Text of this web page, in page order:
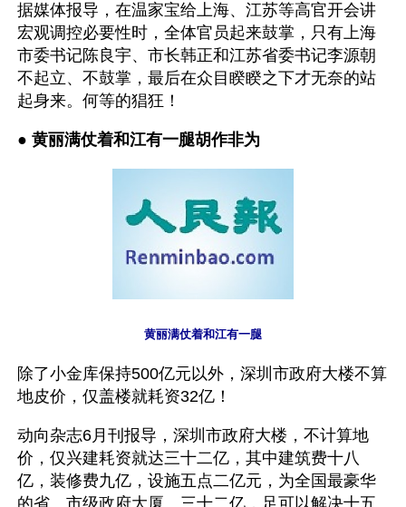
据媒体报导，在温家宝给上海、江苏等高官开会讲
宏观调控必要性时，全体官员起来鼓掌，只有上海
市委书记陈良宇、市长韩正和江苏省委书记李源朝
不起立、不鼓掌，最后在众目睽睽之下才无奈的站
起身来。何等的猖狂！
● 黄丽满仗着和江有一腿胡作非为
黄丽满仗着和江有一腿
除了小金库保持500亿元以外，深圳市政府大楼不算
地皮价，仅盖楼就耗资32亿！
动向杂志6月刊报导，深圳市政府大楼，不计算地
价，仅兴建耗资就达三十二亿，其中建筑费十八
亿，装修费九亿，设施五点二亿元，为全国最豪华
的省、市级政府大厦。三十二亿，足可以解决十五